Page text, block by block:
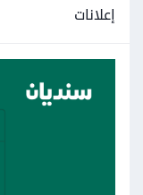
إعلانات